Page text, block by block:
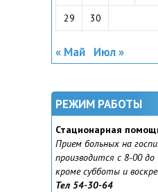
29 30
« Май Июл »
РЕЖИМ РАБОТЫ
Стационарная
Прием больных на
производится с 8-00 до
кроме субботы и
Тел 54-30-64